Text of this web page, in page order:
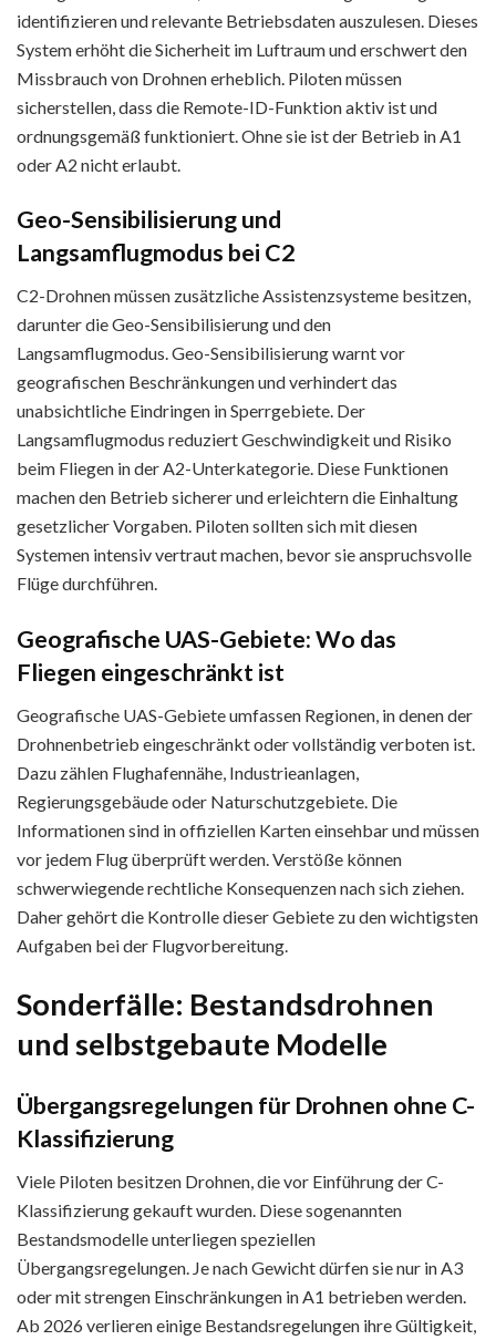
identifizieren und relevante Betriebsdaten auszulesen. Dieses
System erhöht die Sicherheit im Luftraum und erschwert den
Missbrauch von Drohnen erheblich. Piloten müssen
sicherstellen, dass die Remote-ID-Funktion aktiv ist und
ordnungsgemäß funktioniert. Ohne sie ist der Betrieb in A1
oder A2 nicht erlaubt.
Geo-Sensibilisierung und
Langsamflugmodus bei C2
C2-Drohnen müssen zusätzliche Assistenzsysteme besitzen,
darunter die Geo-Sensibilisierung und den
Langsamflugmodus. Geo-Sensibilisierung warnt vor
geografischen Beschränkungen und verhindert das
unabsichtliche Eindringen in Sperrgebiete. Der
Langsamflugmodus reduziert Geschwindigkeit und Risiko
beim Fliegen in der A2-Unterkategorie. Diese Funktionen
machen den Betrieb sicherer und erleichtern die Einhaltung
gesetzlicher Vorgaben. Piloten sollten sich mit diesen
Systemen intensiv vertraut machen, bevor sie anspruchsvolle
Flüge durchführen.
Geografische UAS-Gebiete: Wo das
Fliegen eingeschränkt ist
Geografische UAS-Gebiete umfassen Regionen, in denen der
Drohnenbetrieb eingeschränkt oder vollständig verboten ist.
Dazu zählen Flughafennähe, Industrieanlagen,
Regierungsgebäude oder Naturschutzgebiete. Die
Informationen sind in offiziellen Karten einsehbar und müssen
vor jedem Flug überprüft werden. Verstöße können
schwerwiegende rechtliche Konsequenzen nach sich ziehen.
Daher gehört die Kontrolle dieser Gebiete zu den wichtigsten
Aufgaben bei der Flugvorbereitung.
Sonderfälle: Bestandsdrohnen
und selbstgebaute Modelle
Übergangsregelungen für Drohnen ohne C-
Klassifizierung
Viele Piloten besitzen Drohnen, die vor Einführung der C-
Klassifizierung gekauft wurden. Diese sogenannten
Bestandsmodelle unterliegen speziellen
Übergangsregelungen. Je nach Gewicht dürfen sie nur in A3
oder mit strengen Einschränkungen in A1 betrieben werden.
Ab 2026 verlieren einige Bestandsregelungen ihre Gültigkeit,